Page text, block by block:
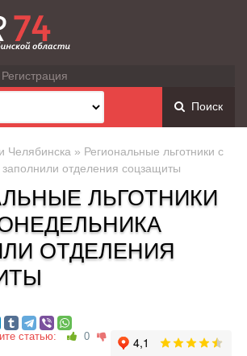
Регистрация
Поиск
Челябинска » Региональные льготники с
отделения соцзащиты
ЛЬГОТНИКИ
ОТДЕЛЕНИЯ
статью: 0